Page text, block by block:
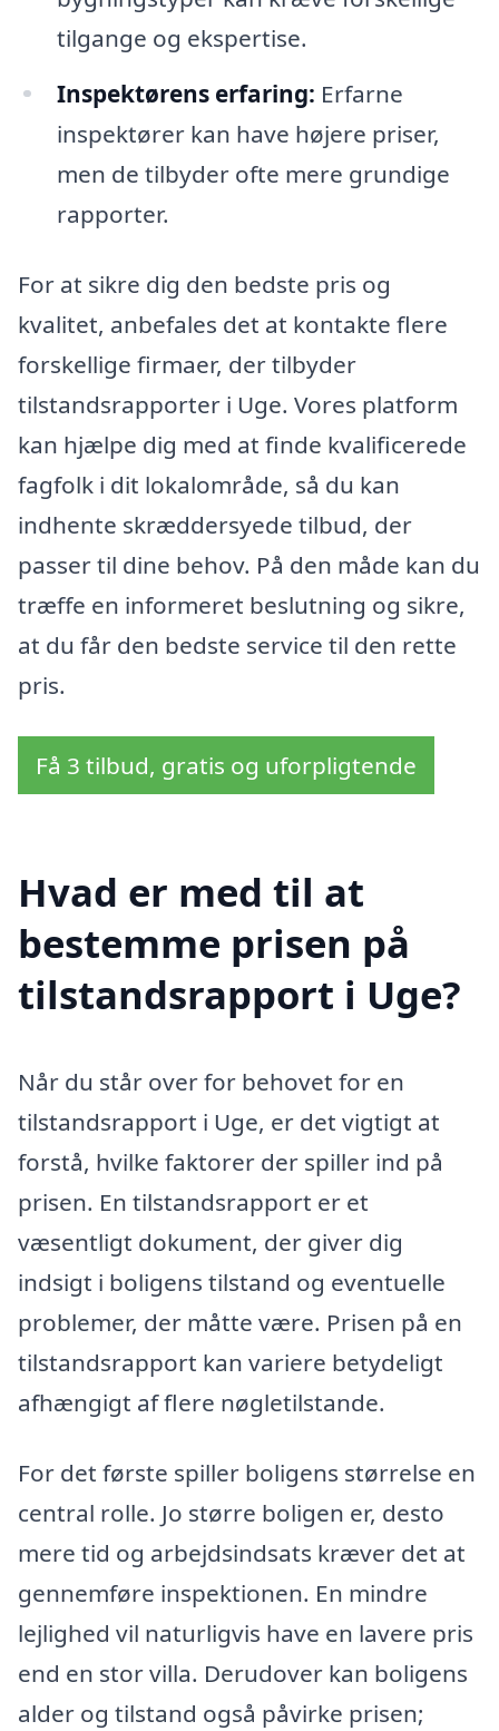
tilgange og ekspertise.
Inspektørens erfaring: Erfarne
inspektører kan have højere priser,
men de tilbyder ofte mere grundige
rapporter.
For at sikre dig den bedste pris og
kvalitet, anbefales det at kontakte flere
forskellige firmaer, der tilbyder
tilstandsrapporter i Uge. Vores platform
kan hjælpe dig med at finde kvalificerede
fagfolk i dit lokalområde, så du kan
indhente skræddersyede tilbud, der
passer til dine behov. På den måde kan du
træffe en informeret beslutning og sikre,
at du får den bedste service til den rette
pris.
Få 3 tilbud, gratis og uforpligtende
Hvad er med til at
bestemme prisen på
tilstandsrapport i Uge?
Når du står over for behovet for en
tilstandsrapport i Uge, er det vigtigt at
forstå, hvilke faktorer der spiller ind på
prisen. En tilstandsrapport er et
væsentligt dokument, der giver dig
indsigt i boligens tilstand og eventuelle
problemer, der måtte være. Prisen på en
tilstandsrapport kan variere betydeligt
afhængigt af flere nøgletilstande.
For det første spiller boligens størrelse en
central rolle. Jo større boligen er, desto
mere tid og arbejdsindsats kræver det at
gennemføre inspektionen. En mindre
lejlighed vil naturligvis have en lavere pris
end en stor villa. Derudover kan boligens
alder og tilstand også påvirke prisen;